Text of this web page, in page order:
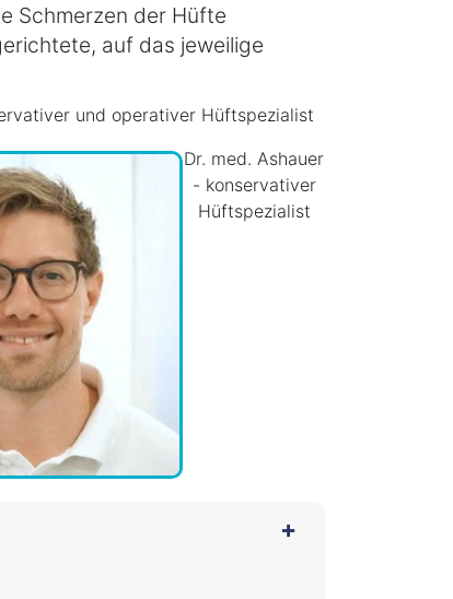
Schmerzen der Hüfte
auf das jeweilige
und operativer Hüftspezialist
Dr. med. Ashauer
- konservativer
Hüftspezialist